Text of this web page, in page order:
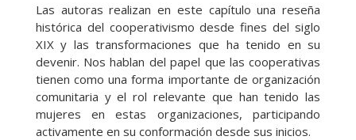
Las autoras realizan en este capítulo una reseña
histórica del cooperativismo desde fines del siglo
XIX y las transformaciones que ha tenido en su
devenir. Nos hablan del papel que las cooperativas
tienen como una forma importante de organización
comunitaria y el rol relevante que han tenido las
mujeres en estas organizaciones, participando
activamente en su conformación desde sus inicios.